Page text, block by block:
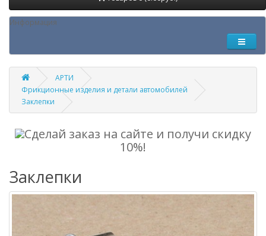
Информация
АРТИ
Фрикционные изделия и детали автомобилей
Заклепки
Сделай заказ на сайте и получи скидку
10%!
Заклепки